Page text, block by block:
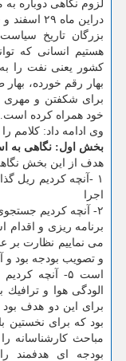
لزوم نگاهی دوباره
دراین
بزرگان تاریخ
هستیم انسانی كه
كشور یعنی نفت را به
بهار رقم خورده،
برای شكفتن و مهری
خود همراه كرده است.
وی ادامه داد: كلامم
بخش اول: نگاهی به
هدف از این بخش
۱ -آنچه كردیم ریل
اجرا
۲- آنچه كردیم
و تصویب بودجه بود
است ۵- آنچه
برای این دو هدف
بود كه برای نخستین
مباحث كارشناسانه
بودجه ای هدفمند